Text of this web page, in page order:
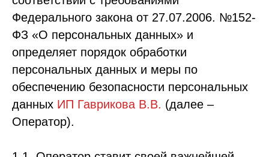
Федерального закона от 27.07.2006. №152-
ФЗ «О персональных данных» и
определяет порядок обработки
персональных данных и меры по
обеспечению безопасности персональных
данных ИП Гаврикова В.В. (далее –
Оператор).